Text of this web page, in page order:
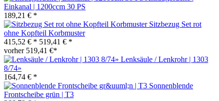
Einkanal | 1200ccm 30 PS
189,21 € *
Sitzbezug Set rot
ohne Kopfteil Korbmuster
415,52 € * 519,41 € *
vorher 519,41 €*
Lenksäule / Lenkrohr | 1303
8/74»
164,74 € *
Sonnenblende
Frontscheibe grün | T3